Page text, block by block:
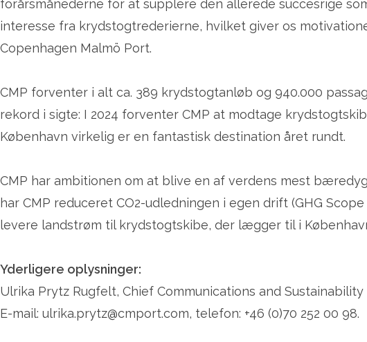
forårsmånederne for at supplere den allerede succesrige
interesse fra krydstogtrederierne, hvilket giver os
Copenhagen Malmö Port.
CMP forventer i alt ca. 389 krydstogtanløb og 940.000
rekord i sigte: I 2024 forventer CMP at modtage
København virkelig er en fantastisk destination året rundt.
CMP har ambitionen om at blive en af verdens mest
har CMP reduceret CO2-udledningen i egen drift (GHG
levere landstrøm til krydstogtskibe, der lægger til i
Yderligere oplysninger:
Ulrika Prytz Rugfelt, Chief Communications and
E-mail: ulrika.prytz@cmport.com, telefon: +46 (0)70 252 00 98.